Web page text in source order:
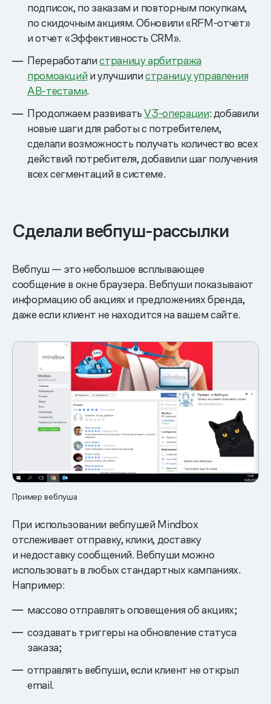
подписок, по заказам и повторным покупкам,
по скидочным акциям. Обновили «RFM-отчет»
и отчет «Эффективность CRM».
Переработалистраницу арбитража
промоакцийи улучшилистраницу управления
АВ-тестами.
Продолжаем развиватьV3-операции: добавили
новые шаги для работы с потребителем,
сделали возможность получать количество всех
действий потребителя, добавили шаг получения
всех сегментаций в системе.
Сделали вебпуш-рассылки
Вебпуш — это небольшое всплывающее
сообщение в окне браузера. Вебпуши показывают
информацию об акциях и предложениях бренда,
даже если клиент не находится на вашем сайте.
Пример вебпуша
При использовании вебпушей Mindbox
отслеживает отправку, клики, доставку
и недоставку сообщений. Вебпуши можно
использовать в любых стандартных кампаниях.
Например:
массово отправлять оповещения об акциях;
создавать триггеры на обновление статуса
заказа;
отправлять вебпуши, если клиент не открыл
email.